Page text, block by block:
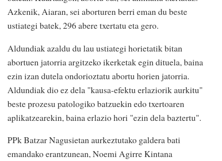
Azkenik, Aiaran, sei aborturen berri eman du beste
ustiategi batek, 296 abere txertatu eta gero.
Aldundiak azaldu du lau ustiategi horietatik bitan
abortuen jatorria argitzeko ikerketak egin dituela, baina
ezin izan dutela ondorioztatu abortu horien jatorria.
Aldundiak dio ez dela "kausa-efektu erlaziorik aurkitu"
beste prozesu patologiko batzuekin edo txertoaren
aplikatzearekin, baina erlazio hori "ezin dela baztertu".
PPk Batzar Nagusietan aurkeztutako galdera bati
emandako erantzunean, Noemi Agirre Kintana